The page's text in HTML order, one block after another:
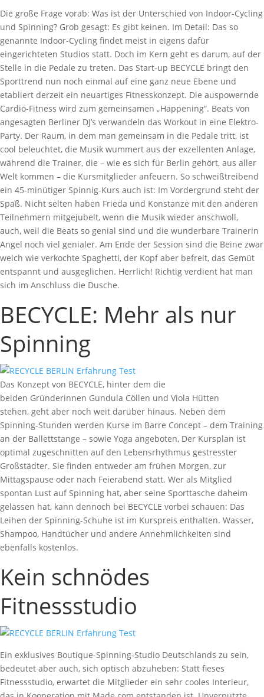
Die große Frage vorab: Was ist der Unterschied von Indoor-Cycling
und Spinning? Grob gesagt: Es gibt keinen. Im Detail: Das so
genannte Indoor-Cycling findet meist in eigens dafür
eingerichteten Studios statt. Doch im Kern geht es darum, auf der
Stelle in die Pedale zu treten. Das Start-up BECYCLE bringt den
Sporttrend nun noch einmal auf eine ganz neue Ebene und
etabliert derzeit ein neuartiges Fitnesskonzept. Die auspowernde
Cardio-Fitness wird zum gemeinsamen „Happening“. Beats von
angesagten Berliner DJ’s verwandeln das Workout in eine Elektro-
Party. Der Raum, in dem man gemeinsam in die Pedale tritt, ist
cool beleuchtet, die Musik wummert aus der exzellenten Anlage,
während die Trainer, die – wie es sich für Berlin gehört, aus aller
Welt kommen – die Kursmitglieder anfeuern. So schweißtreibend
ein 45-minütiger Spinnig-Kurs auch ist: Im Vordergrund steht der
Spaß. Nicht selten haben Frieda und Konstanze mit den anderen
Teilnehmern mitgejubelt, wenn die Musik wieder anschwoll,
auch, weil die Beats so genial sind und die wunderbare Trainerin
Angel noch viel genialer. Am Ende der Session sind die Beine zwar
weich wie verkochte Spaghetti, der Kopf aber befreit, das Gemüt
entspannt und ausgeglichen. Herrlich! Richtig verdient hat man
sich im Anschluss die Dusche.
BECYCLE: Mehr als nur
Spinning
Das Konzept von BECYCLE, hinter dem die
beiden Gründerinnen Gundula Cöllen und Viola Hütten
stehen, geht aber noch weit darüber hinaus. Neben dem
Spinning-Stunden werden Kurse im Barre Concept – dem Training
an der Ballettstange – sowie Yoga angeboten, Der Kursplan ist
optimal zugeschnitten auf den Lebensrhythmus gestresster
Großstädter. Sie finden entweder am frühen Morgen, zur
Mittagspause oder nach Feierabend statt. Wer als Mitglied
spontan Lust auf Spinning hat, aber seine Sporttasche daheim
gelassen hat, kann dennoch bei BECYCLE vorbei schauen: Das
Leihen der Spinning-Schuhe ist im Kurspreis enthalten. Wasser,
Shampoo, Handtücher und andere Annehmlichkeiten sind
ebenfalls kostenlos.
Kein schnödes
Fitnessstudio
Ein exklusives Boutique-Spinning-Studio Deutschlands zu sein,
bedeutet aber auch, sich optisch abzuheben: Statt fieses
Fitnessstudio, erwartet die Mitglieder ein sehr cooles Interieur,